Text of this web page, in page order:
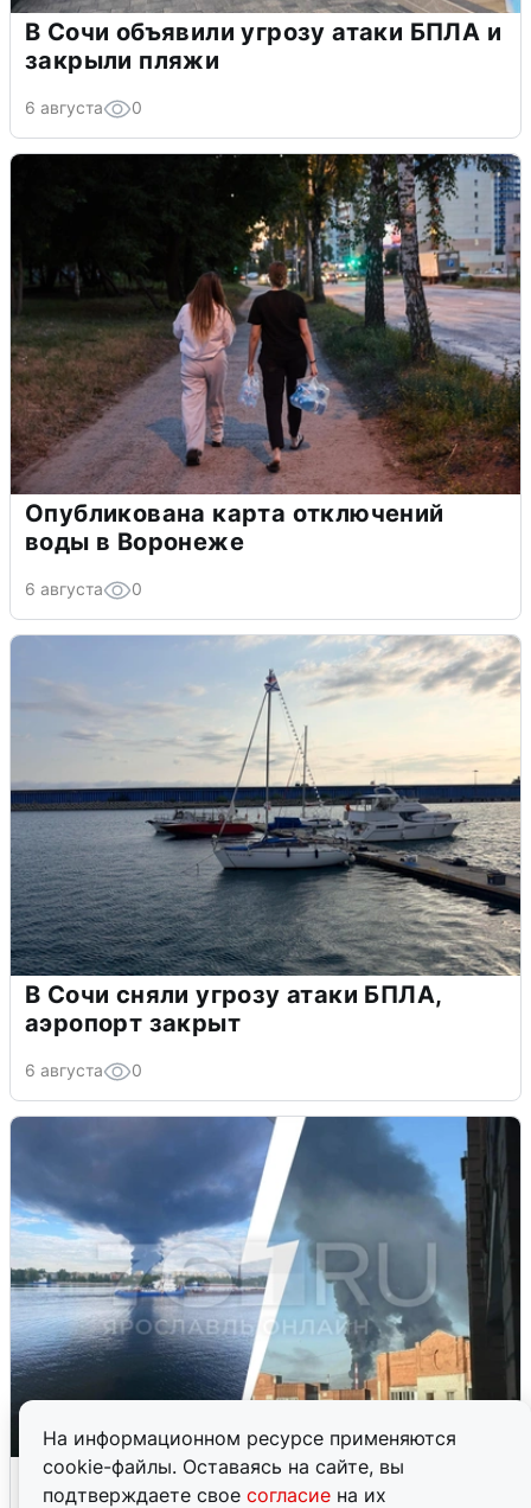
На информационном ресурсе применяются
cookie-файлы. Оставаясь на сайте, вы
подтверждаете свое согласие на их
В Сочи объявили угрозу атаки БПЛА и
закрыли пляжи
6 августа 0
Опубликована карта отключений
воды в Воронеже
6 августа 0
В Сочи сняли угрозу атаки БПЛА,
аэропорт закрыт
6 августа 0
Ночная атака БПЛА на Ярославль: